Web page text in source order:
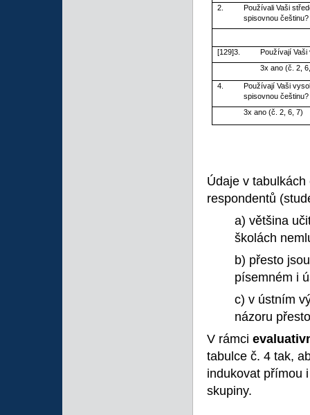
2.
Používali Vaši
spisovnou češtinu?
[129]3.
Používají
3x ano (č. 2,
4.
Používají Vaši
spisovnou češtinu?
3x ano (č. 2, 6, 7)
Údaje v
respondentů
a) většina
školách
b) přesto
písemném i
c) v ústním
názoru
V rámci
tabulce č. 4 tak,
indukovat přímou
skupiny.